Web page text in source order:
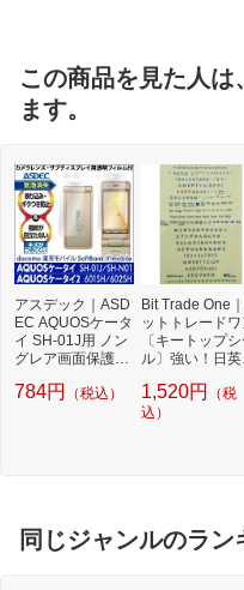
この商品を見た人
ます。
アスデック｜ASD
EC AQUOSケータ
イ SH-01J用 ノン
グレア画面保護フ
1J
784円 （税込）
Bit Trade One
ットトレードワ
〔キートップ
ル〕強い！日英
プシールセット
ルー DYKTSBL
1,520円
（税
込）
同じジャンルのラン